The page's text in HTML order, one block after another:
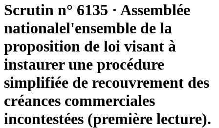
Scrutin n° 6135 · Assemblée
nationalel'ensemble de la
proposition de loi visant à
instaurer une procédure
simplifiée de recouvrement des
créances commerciales
incontestées (première lecture).